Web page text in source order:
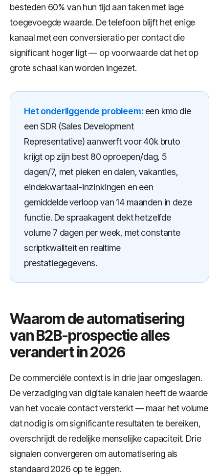
besteden 60% van hun tijd aan taken met lage
toegevoegde waarde. De telefoon blijft het enige
kanaal met een conversieratio per contact die
significant hoger ligt — op voorwaarde dat het op
grote schaal kan worden ingezet.
Het onderliggende probleem:een kmo die
een SDR (Sales Development
Representative) aanwerft voor 40k bruto
krijgt op zijn best 80 oproepen/dag, 5
dagen/7, met pieken en dalen, vakanties,
eindekwartaal-inzinkingen en een
gemiddelde verloop van 14 maanden in deze
functie. De spraakagent dekt hetzelfde
volume 7 dagen per week, met constante
scriptkwaliteit en realtime
prestatiegegevens.
Waarom de automatisering
van B2B-prospectie alles
verandert in 2026
De commerciële context is in drie jaar omgeslagen.
De verzadiging van digitale kanalen heeft de waarde
van het vocale contact versterkt — maar het volume
dat nodig is om significante resultaten te bereiken,
overschrijdt de redelijke menselijke capaciteit. Drie
signalen convergeren om automatisering als
standaard 2026 op te leggen.